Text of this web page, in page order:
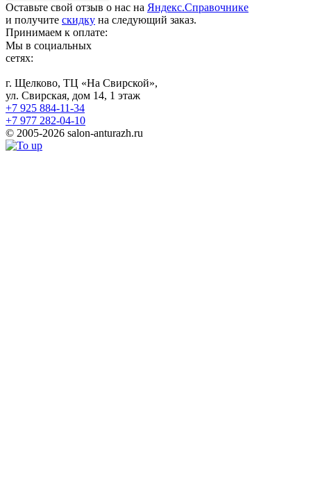
Оставьте свой отзыв о нас на Яндекс.Справочнике
и получите скидку на следующий заказ.
Принимаем к оплате:
Мы в социальных
сетях:
г. Щелково, ТЦ «На Свирской»,
ул. Свирская, дом 14, 1 этаж
+7 925 884-11-34
+7 977 282-04-10
© 2005-2026 salon-anturazh.ru